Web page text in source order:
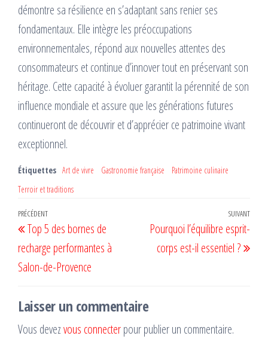
démontre sa résilience en s’adaptant sans renier ses
fondamentaux. Elle intègre les préoccupations
environnementales, répond aux nouvelles attentes des
consommateurs et continue d’innover tout en préservant son
héritage. Cette capacité à évoluer garantit la pérennité de son
influence mondiale et assure que les générations futures
continueront de découvrir et d’apprécier ce patrimoine vivant
exceptionnel.
Étiquettes Art de vivre Gastronomie française
Patrimoine culinaire
Terroir et traditions
Navigation
de
l’article
Article
précédent
PRÉCÉDENT
Top 5 des bornes de
recharge performantes à
Salon-de-Provence
SUIVANT
Pourquoi l’équilibre esprit-
corps est-il essentiel ?
Laisser un commentaire
Vous devezvous connecterpour publier un commentaire.